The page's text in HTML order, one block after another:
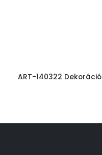
ART-140322 Dekoráció